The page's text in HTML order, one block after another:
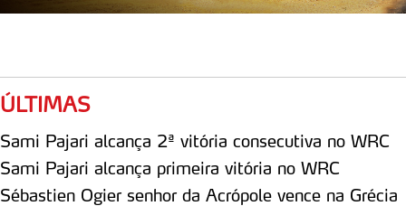
ÚLTIMAS
Sami Pajari alcança 2ª vitória consecutiva no WRC
Sami Pajari alcança primeira vitória no WRC
Sébastien Ogier senhor da Acrópole vence na Grécia